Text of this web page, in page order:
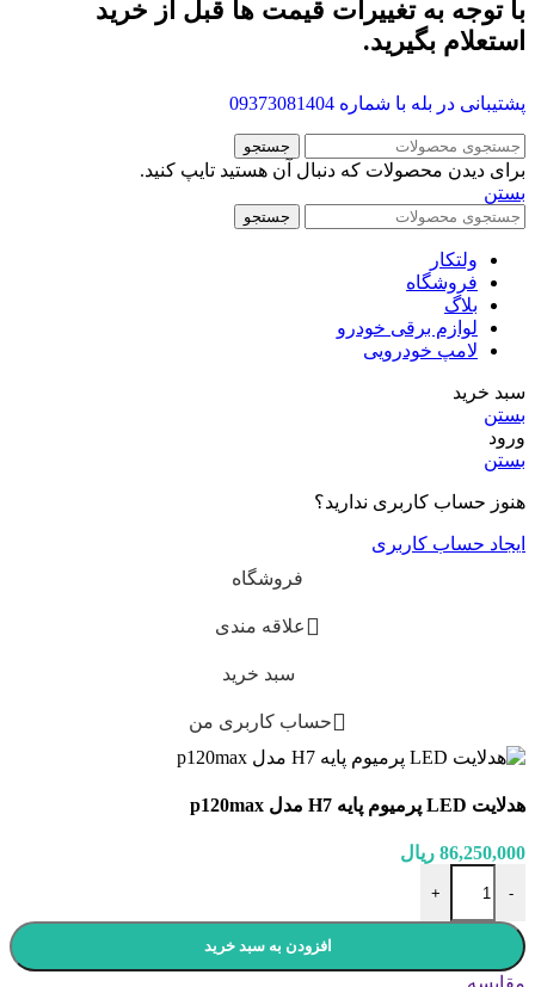
با توجه به تغییرات قیمت ها قبل از خرید
استعلام بگیرید.
پشتیبانی در بله با شماره 09373081404
جستجو
برای دیدن محصولات که دنبال آن هستید تایپ کنید.
بستن
جستجو
ولتکار
فروشگاه
بلاگ
لوازم برقی خودرو
لامپ خودرویی
سبد خرید
بستن
ورود
بستن
هنوز حساب کاربری ندارید؟
ایجاد حساب کاربری
فروشگاه
علاقه مندی
سبد خرید
حساب کاربری من
هدلایت LED پرمیوم پایه H7 مدل p120max
86,250,000 ریال
-
+
افزودن به سبد خرید